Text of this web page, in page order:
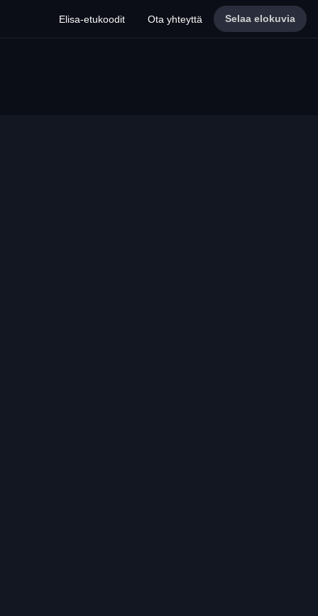
Elisa-etukoodit Ota yhteyttä Selaa elokuvia